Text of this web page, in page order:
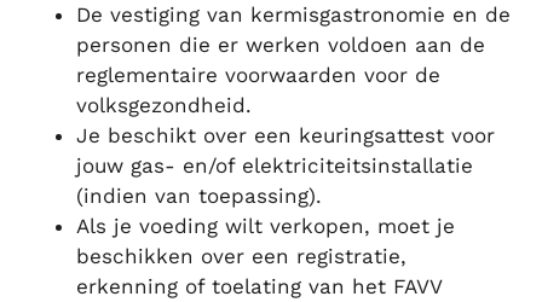
De vestiging van kermisgastronomie en de
personen die er werken voldoen aan de
reglementaire voorwaarden voor de
volksgezondheid.
Je beschikt over een keuringsattest voor
jouw gas- en/of elektriciteitsinstallatie
(indien van toepassing).
Als je voeding wilt verkopen, moet je
beschikken over een registratie,
erkenning of toelating van het FAVV